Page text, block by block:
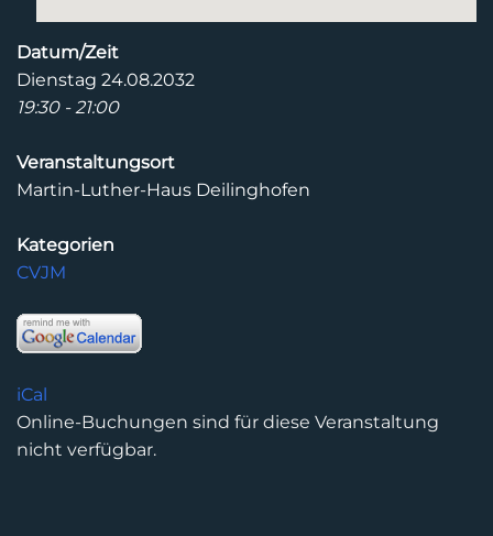
Datum/Zeit
Dienstag 24.08.2032
19:30 - 21:00
Veranstaltungsort
Martin-Luther-Haus Deilinghofen
Kategorien
CVJM
iCal
Online-Buchungen sind für diese Veranstaltung
nicht verfügbar.